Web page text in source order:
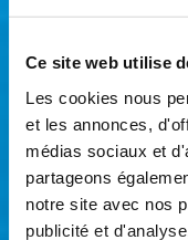
Ce site web utilise
Les cookies nous
et les annonces,
médias sociaux et
partageons
notre site avec nos
publicité et